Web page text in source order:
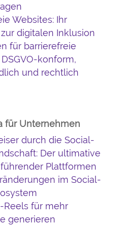
Websites: Ihr
digitalen Inklusion
für barrierefreie
konform,
und rechtlich
für Unternehmen
durch die Social-
Der ultimative
Plattformen
im Social-
Reels für mehr
generieren